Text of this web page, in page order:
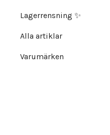
Lagerrensning ✨
Alla artiklar
Varumärken